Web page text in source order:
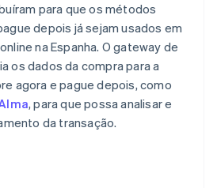
para que os métodos
depois já sejam usados em
na Espanha. O gateway de
os dados da compra para a
agora e pague depois, como
, para que possa analisar e
da transação.